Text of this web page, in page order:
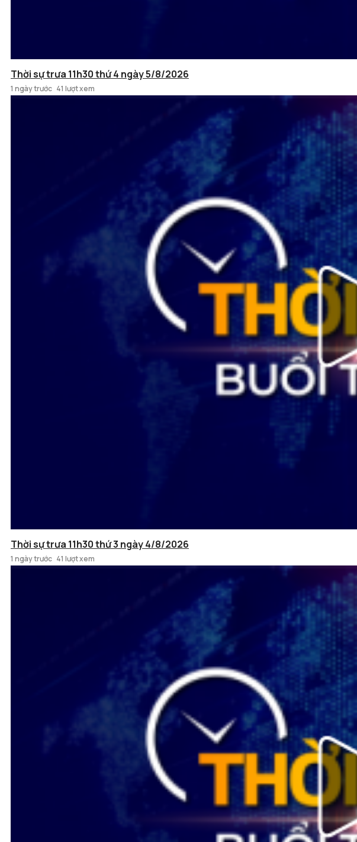
Thời sự trưa 11h30 thứ 4 ngày 5/8/2026
1 ngày trước 41 lượt xem
Thời sự trưa 11h30 thứ 3 ngày 4/8/2026
1 ngày trước 41 lượt xem